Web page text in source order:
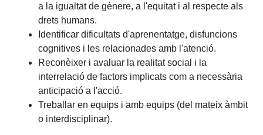
a la igualtat de gènere, a l'equitat i al respecte als
drets humans.
Identificar dificultats d'aprenentatge, disfuncions
cognitives i les relacionades amb l'atenció.
Reconèixer i avaluar la realitat social i la
interrelació de factors implicats com a necessària
anticipació a l'acció.
Treballar en equips i amb equips (del mateix àmbit
o interdisciplinar).